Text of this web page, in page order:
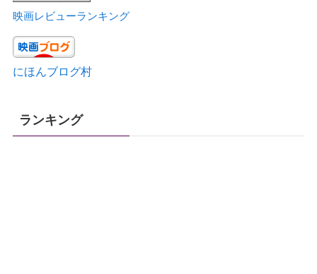
映画レビューランキング
にほんブログ村
ランキング